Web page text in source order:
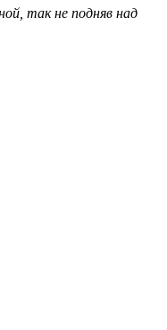
так не подняв над